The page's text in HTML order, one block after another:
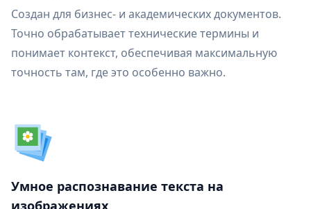
Создан для бизнес- и академических документов.
Точно обрабатывает технические термины и
понимает контекст, обеспечивая максимальную
точность там, где это особенно важно.
Умное распознавание текста на
изображениях